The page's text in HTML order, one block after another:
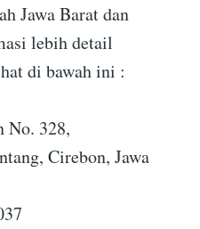
Jawa Barat dan
lebih detail
di bawah ini :
No. 328,
Cirebon, Jawa